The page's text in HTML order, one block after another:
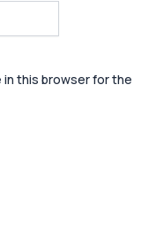
in this browser for the